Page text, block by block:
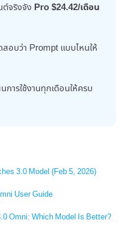
จริงจัง Pro $24.42/เดือน
อบว่า Prompt แบบไหนให้
ารใช้งานทุกเดือนให้ครบ
3.0 Model (Feb 5, 2026)
User Guide
Omni: Which Model Is Better?